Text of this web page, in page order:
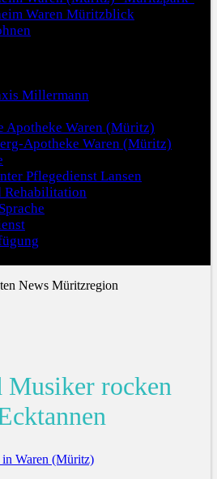
Waren Müritzblick
Millermann
Apotheke Waren (Müritz)
Apotheke Waren (Müritz)
Pflegedienst Lansen
Rehabilitation
Musiker rocken